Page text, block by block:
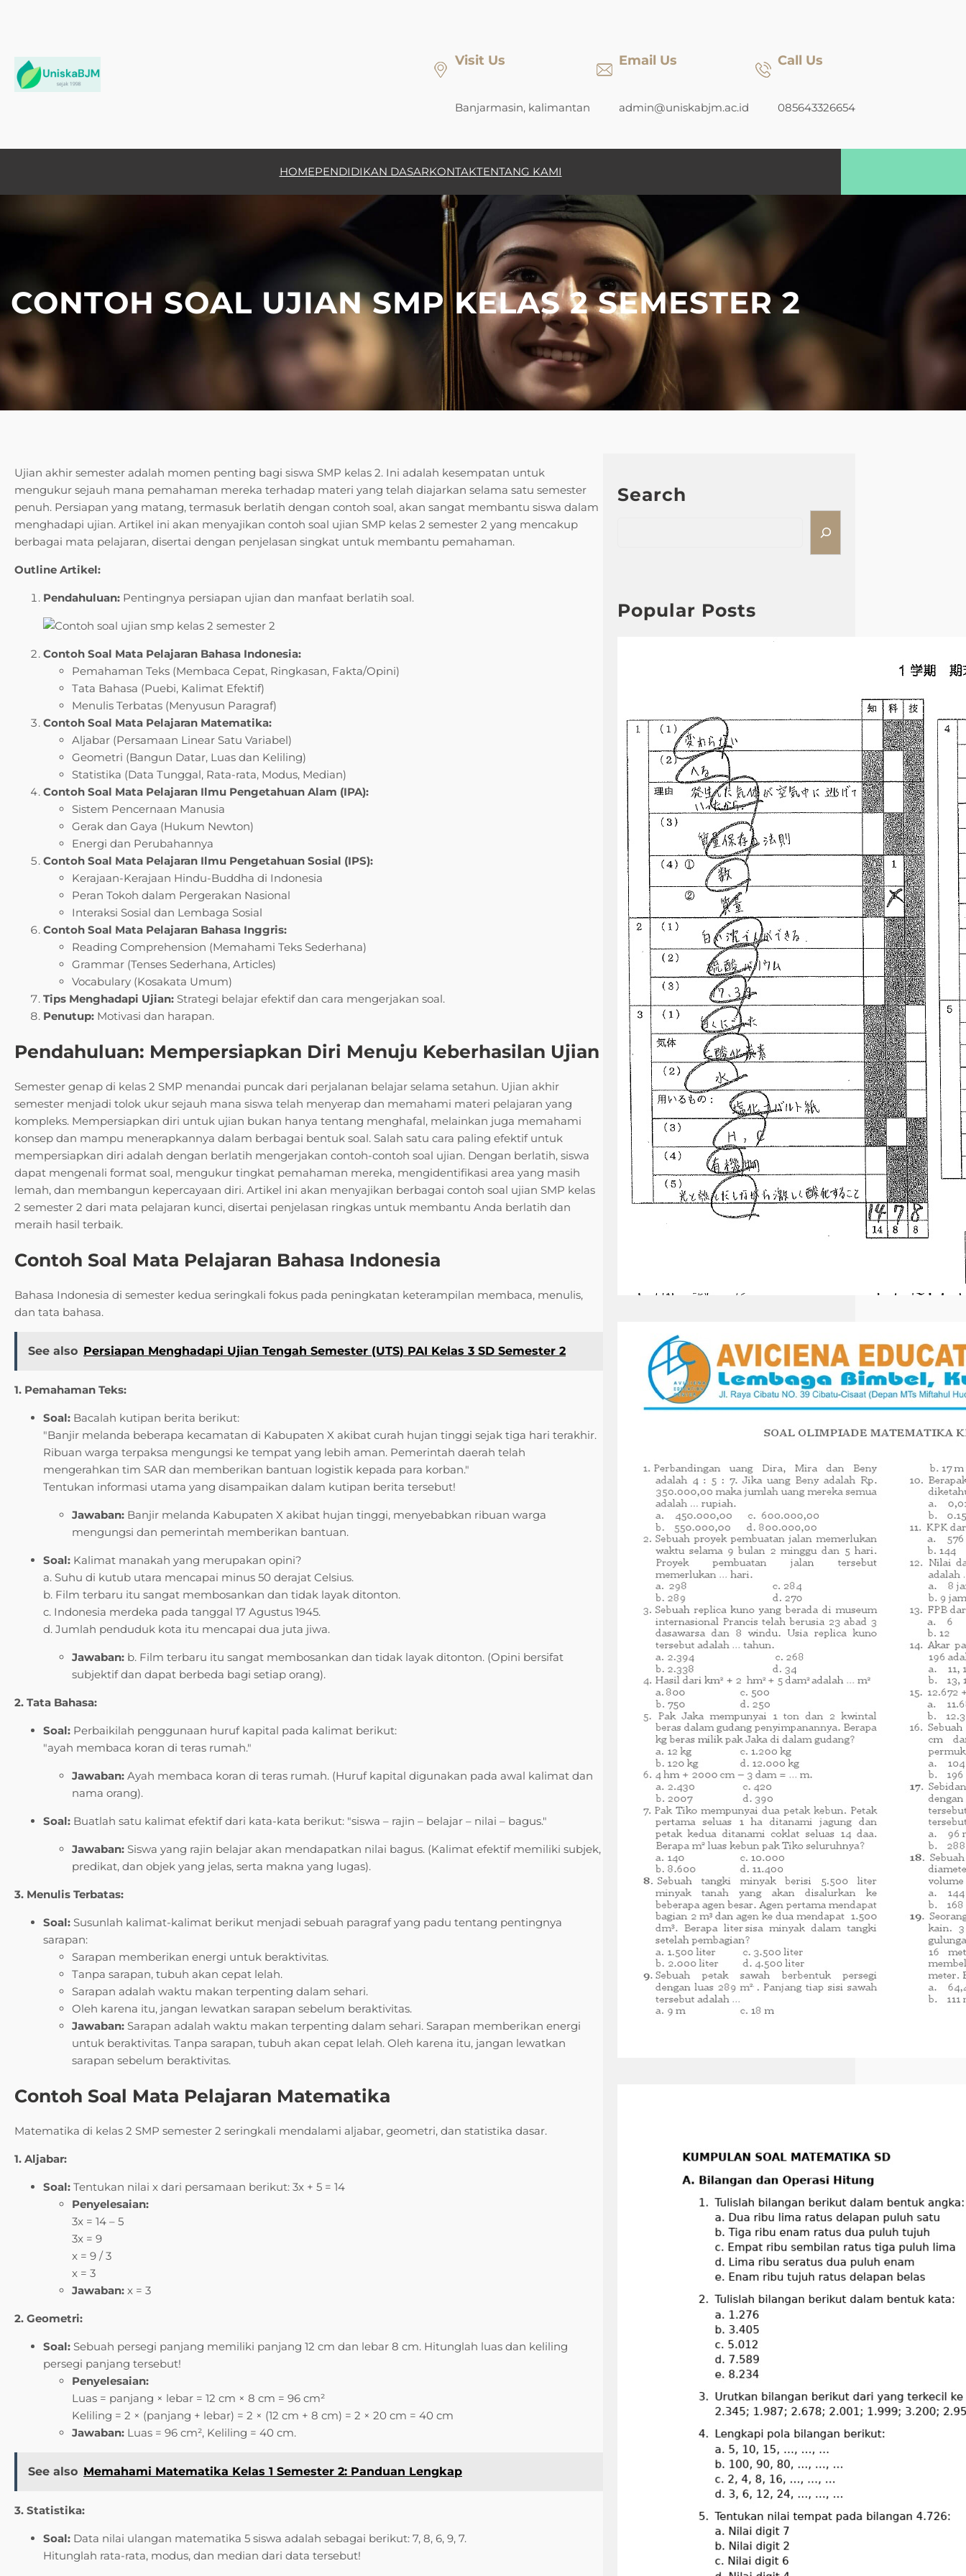
Visit Us
Banjarmasin, kalimantan
Email Us
admin@uniskabjm.ac.id
Call Us
085643326654
HOMEPENDIDIKAN DASARKONTAKTENTANG KAMI
CONTOH SOAL UJIAN SMP KELAS 2 SEMESTER 2
Ujian akhir semester adalah momen penting bagi siswa SMP kelas 2. Ini adalah kesempatan untuk
mengukur sejauh mana pemahaman mereka terhadap materi yang telah diajarkan selama satu semester
penuh. Persiapan yang matang, termasuk berlatih dengan contoh soal, akan sangat membantu siswa dalam
menghadapi ujian. Artikel ini akan menyajikan contoh soal ujian SMP kelas 2 semester 2 yang mencakup
berbagai mata pelajaran, disertai dengan penjelasan singkat untuk membantu pemahaman.
Outline Artikel:
Pendahuluan: Pentingnya persiapan ujian dan manfaat berlatih soal.
Contoh Soal Mata Pelajaran Bahasa Indonesia:
Pemahaman Teks (Membaca Cepat, Ringkasan, Fakta/Opini)
Tata Bahasa (Puebi, Kalimat Efektif)
Menulis Terbatas (Menyusun Paragraf)
Contoh Soal Mata Pelajaran Matematika:
Aljabar (Persamaan Linear Satu Variabel)
Geometri (Bangun Datar, Luas dan Keliling)
Statistika (Data Tunggal, Rata-rata, Modus, Median)
Contoh Soal Mata Pelajaran Ilmu Pengetahuan Alam (IPA):
Sistem Pencernaan Manusia
Gerak dan Gaya (Hukum Newton)
Energi dan Perubahannya
Contoh Soal Mata Pelajaran Ilmu Pengetahuan Sosial (IPS):
Kerajaan-Kerajaan Hindu-Buddha di Indonesia
Peran Tokoh dalam Pergerakan Nasional
Interaksi Sosial dan Lembaga Sosial
Contoh Soal Mata Pelajaran Bahasa Inggris:
Reading Comprehension (Memahami Teks Sederhana)
Grammar (Tenses Sederhana, Articles)
Vocabulary (Kosakata Umum)
Tips Menghadapi Ujian: Strategi belajar efektif dan cara mengerjakan soal.
Penutup: Motivasi dan harapan.
Pendahuluan: Mempersiapkan Diri Menuju Keberhasilan Ujian
Semester genap di kelas 2 SMP menandai puncak dari perjalanan belajar selama setahun. Ujian akhir
semester menjadi tolok ukur sejauh mana siswa telah menyerap dan memahami materi pelajaran yang
kompleks. Mempersiapkan diri untuk ujian bukan hanya tentang menghafal, melainkan juga memahami
konsep dan mampu menerapkannya dalam berbagai bentuk soal. Salah satu cara paling efektif untuk
mempersiapkan diri adalah dengan berlatih mengerjakan contoh-contoh soal ujian. Dengan berlatih, siswa
dapat mengenali format soal, mengukur tingkat pemahaman mereka, mengidentifikasi area yang masih
lemah, dan membangun kepercayaan diri. Artikel ini akan menyajikan berbagai contoh soal ujian SMP kelas
2 semester 2 dari mata pelajaran kunci, disertai penjelasan ringkas untuk membantu Anda berlatih dan
meraih hasil terbaik.
Contoh Soal Mata Pelajaran Bahasa Indonesia
Bahasa Indonesia di semester kedua seringkali fokus pada peningkatan keterampilan membaca, menulis,
dan tata bahasa.
See also Persiapan Menghadapi Ujian Tengah Semester (UTS) PAI Kelas 3 SD Semester 2
1. Pemahaman Teks:
Soal: Bacalah kutipan berita berikut:
"Banjir melanda beberapa kecamatan di Kabupaten X akibat curah hujan tinggi sejak tiga hari terakhir.
Ribuan warga terpaksa mengungsi ke tempat yang lebih aman. Pemerintah daerah telah
mengerahkan tim SAR dan memberikan bantuan logistik kepada para korban."
Tentukan informasi utama yang disampaikan dalam kutipan berita tersebut!
Jawaban: Banjir melanda Kabupaten X akibat hujan tinggi, menyebabkan ribuan warga
mengungsi dan pemerintah memberikan bantuan.
Soal: Kalimat manakah yang merupakan opini?
a. Suhu di kutub utara mencapai minus 50 derajat Celsius.
b. Film terbaru itu sangat membosankan dan tidak layak ditonton.
c. Indonesia merdeka pada tanggal 17 Agustus 1945.
d. Jumlah penduduk kota itu mencapai dua juta jiwa.
Jawaban: b. Film terbaru itu sangat membosankan dan tidak layak ditonton. (Opini bersifat
subjektif dan dapat berbeda bagi setiap orang).
2. Tata Bahasa:
Soal: Perbaikilah penggunaan huruf kapital pada kalimat berikut:
"ayah membaca koran di teras rumah."
Jawaban: Ayah membaca koran di teras rumah. (Huruf kapital digunakan pada awal kalimat dan
nama orang).
Soal: Buatlah satu kalimat efektif dari kata-kata berikut: "siswa – rajin – belajar – nilai – bagus."
Jawaban: Siswa yang rajin belajar akan mendapatkan nilai bagus. (Kalimat efektif memiliki subjek,
predikat, dan objek yang jelas, serta makna yang lugas).
3. Menulis Terbatas:
Soal: Susunlah kalimat-kalimat berikut menjadi sebuah paragraf yang padu tentang pentingnya
sarapan:
Sarapan memberikan energi untuk beraktivitas.
Tanpa sarapan, tubuh akan cepat lelah.
Sarapan adalah waktu makan terpenting dalam sehari.
Oleh karena itu, jangan lewatkan sarapan sebelum beraktivitas.
Jawaban: Sarapan adalah waktu makan terpenting dalam sehari. Sarapan memberikan energi
untuk beraktivitas. Tanpa sarapan, tubuh akan cepat lelah. Oleh karena itu, jangan lewatkan
sarapan sebelum beraktivitas.
Contoh Soal Mata Pelajaran Matematika
Matematika di kelas 2 SMP semester 2 seringkali mendalami aljabar, geometri, dan statistika dasar.
1. Aljabar:
Soal: Tentukan nilai x dari persamaan berikut: 3x + 5 = 14
Penyelesaian:
3x = 14 – 5
3x = 9
x = 9 / 3
x = 3
Jawaban: x = 3
2. Geometri:
Soal: Sebuah persegi panjang memiliki panjang 12 cm dan lebar 8 cm. Hitunglah luas dan keliling
persegi panjang tersebut!
Penyelesaian:
Luas = panjang × lebar = 12 cm × 8 cm = 96 cm²
Keliling = 2 × (panjang + lebar) = 2 × (12 cm + 8 cm) = 2 × 20 cm = 40 cm
Jawaban: Luas = 96 cm², Keliling = 40 cm.
See also Memahami Matematika Kelas 1 Semester 2: Panduan Lengkap
3. Statistika:
Soal: Data nilai ulangan matematika 5 siswa adalah sebagai berikut: 7, 8, 6, 9, 7.
Hitunglah rata-rata, modus, dan median dari data tersebut!
Search
h
Popular Posts
Semudah Ini di 2026
Cara menyamakan spasi di word
dengan mudah: gunakan menu
Paragraph, Find and Replace, dan
atur gaya paragraf agar dokumen
Cara Memindahkan Excel
ke Word Agar Tidak
Terpotong, 7 Trik Jitu yang
Terbukti Berhasil di 2026
ke word agar tidak terpotong
dengan 5 metode mudah, mulai
dari paste special hingga insert
object.
Wajib Tahu Sebelum
Terlambat
Pelajari cara memunculkan ruler
di Microsoft Word dengan mudah
dan cepat. Panduan lengkap
menampilkan penggaris untuk
margin, indentasi, dan tata letak
dokumen yang rapi dan
profesional.